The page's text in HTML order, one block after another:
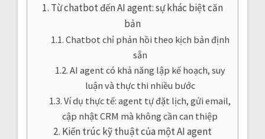
Từ chatbot đến AI agent: sự khác biệt căn
bản
Chatbot chỉ phản hồi theo kịch bản định
sẵn
AI agent có khả năng lập kế hoạch, suy
luận và thực thi nhiều bước
Ví dụ thực tế: agent tự đặt lịch, gửi email,
cập nhật CRM mà không cần can thiệp
Kiến trúc kỹ thuật của một AI agent